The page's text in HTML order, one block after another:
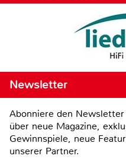
Newsletter
Abonniere den
über neue Magazine,
Gewinnspiele, neue
unserer Partner.